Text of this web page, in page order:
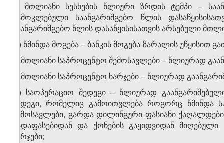
ნ) მთლიანი სესხების წლიური ზრდის ტემპი –
გამოკლებული საანგარიშგებო წლის
საანგარიშგებო წლის დასაწყისისათვის არსებული
ო) წმინდა მოგება – ბანკის მოგება-ზარალის უწყისით
პ) მთლიანი საპროცენტო შემოსავლები – წლიურად
ჟ) მთლიანი საპროცენტო ხარჯები – წლიურად
რ) საოპერაციო შედეგი – წლიურად
შედეგი, რომელიც გამოითვლება როგორც წმინდა
შემოსავლები, გარდა დილინგური ფასიანი
გადაფასებიდან და ქონების გაყიდვიდან
ხარჯები;